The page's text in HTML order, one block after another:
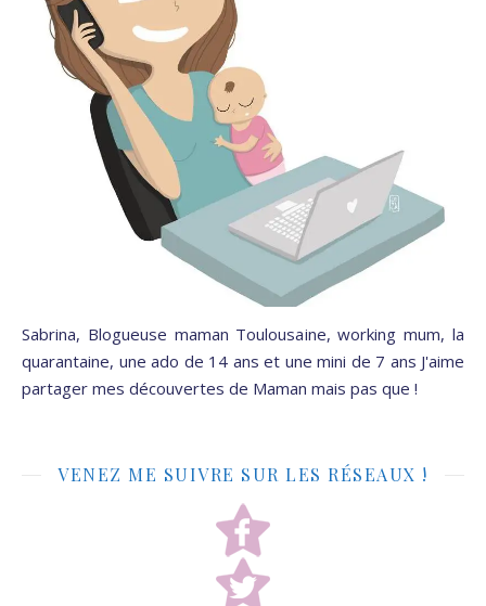
Sabrina, Blogueuse maman Toulousaine, working mum, la
quarantaine, une ado de 14 ans et une mini de 7 ans J'aime
partager mes découvertes de Maman mais pas que !
VENEZ ME SUIVRE SUR LES RÉSEAUX !